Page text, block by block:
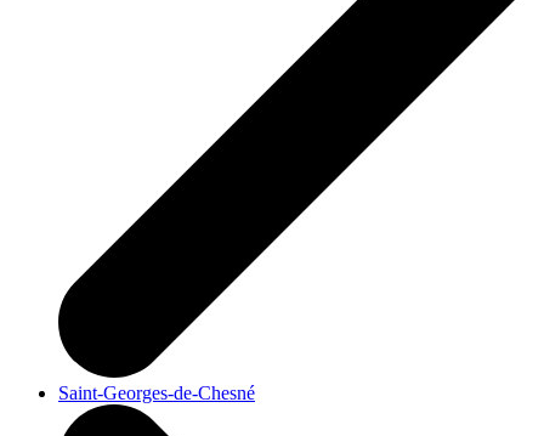
Saint-Georges-de-Chesné